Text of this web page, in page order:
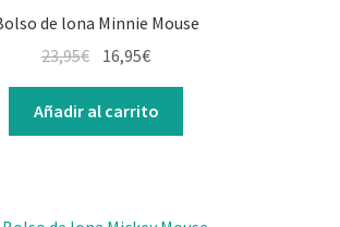
de lona Minnie Mouse
23,95€ 16,95€
Añadir al carrito